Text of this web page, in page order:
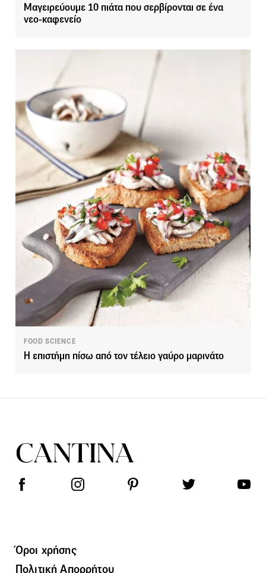
Μαγειρεύουμε 10 πιάτα που σερβίρονται σε ένα
νεο-καφενείο
FOOD SCIENCE
Η επιστήμη πίσω από τον τέλειο γαύρο μαρινάτο
Όροι χρήσης
Πολιτική Απορρήτου